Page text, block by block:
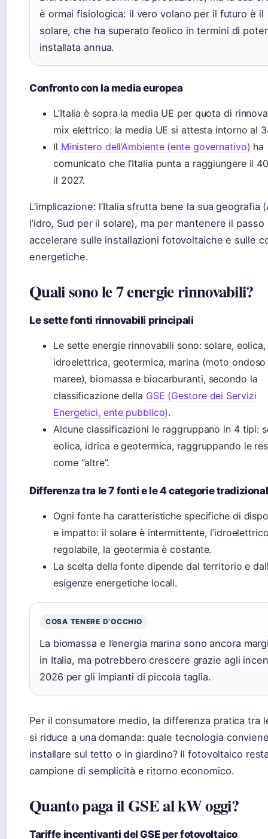
è ormai fisiologica: il vero volano per il futuro è il
solare, che ha superato l’eolico in termini di
installata annua.
Confronto con la media europea
L’Italia è sopra la media UE per quota di
mix elettrico: la media UE si attesta intorno al
Il Ministero dell’Ambiente (ente governativo) ha
comunicato che l’Italia punta a raggiungere il
il 2027.
L’implicazione: l’Italia sfrutta bene la sua geografia
l’idro, Sud per il solare), ma per mantenere il passo
accelerare sulle installazioni fotovoltaiche e sulle
energetiche.
Quali sono le 7 energie rinnovabili?
Le sette fonti rinnovabili principali
Le sette energie rinnovabili sono: solare, eolica,
idroelettrica, geotermica, marina (moto ondoso
maree), biomassa e biocarburanti, secondo la
classificazione della GSE (Gestore dei Servizi
Energetici, ente pubblico).
Alcune classificazioni le raggruppano in 4 tipi:
eolica, idrica e geotermica, raggruppando le
come “altre”.
Differenza tra le 7 fonti e le 4 categorie
Ogni fonte ha caratteristiche specifiche di
e impatto: il solare è intermittente,
regolabile, la geotermia è costante.
La scelta della fonte dipende dal territorio e
esigenze energetiche locali.
COSA TENERE D’OCCHIO
La biomassa e l’energia marina sono ancora
in Italia, ma potrebbero crescere grazie agli
2026 per gli impianti di piccola taglia.
Per il consumatore medio, la differenza pratica tra
si riduce a una domanda: quale tecnologia
installare sul tetto o in giardino? Il fotovoltaico
campione di semplicità e ritorno economico.
Quanto paga il GSE al kW oggi?
Tariffe incentivanti del GSE per fotovoltaico